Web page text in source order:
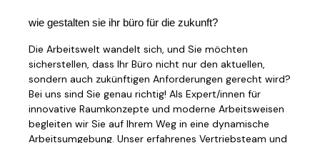
wie gestalten sie ihr büro für die zukunft?
Die Arbeitswelt wandelt sich, und Sie möchten
sicherstellen, dass Ihr Büro nicht nur den aktuellen,
sondern auch zukünftigen Anforderungen gerecht wird?
Bei uns sind Sie genau richtig! Als Expert/innen für
innovative Raumkonzepte und moderne Arbeitsweisen
begleiten wir Sie auf Ihrem Weg in eine dynamische
Arbeitsumgebung. Unser erfahrenes Vertriebsteam und